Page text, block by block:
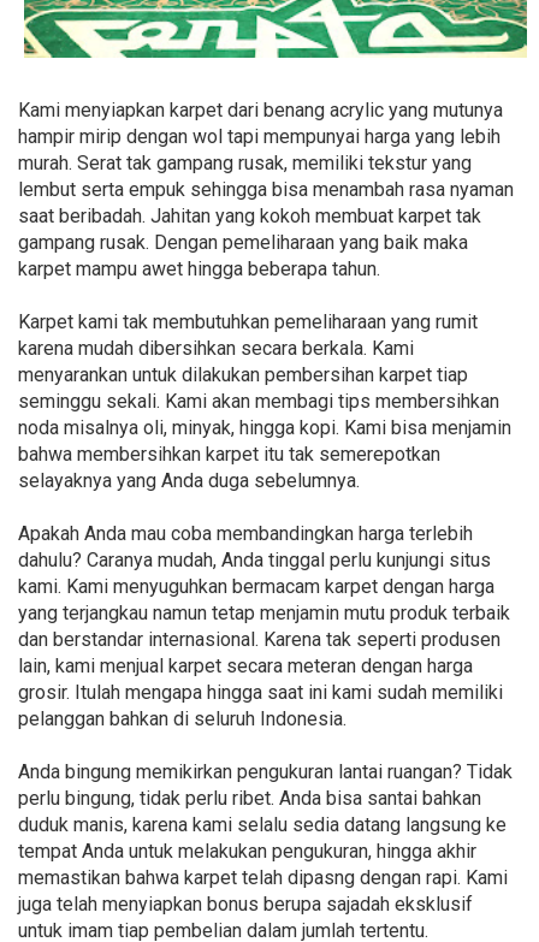
Kami menyiapkan karpet dari benang acrylic yang mutunya
hampir mirip dengan wol tapi mempunyai harga yang lebih
murah. Serat tak gampang rusak, memiliki tekstur yang
lembut serta empuk sehingga bisa menambah rasa nyaman
saat beribadah. Jahitan yang kokoh membuat karpet tak
gampang rusak. Dengan pemeliharaan yang baik maka
karpet mampu awet hingga beberapa tahun.
Karpet kami tak membutuhkan pemeliharaan yang rumit
karena mudah dibersihkan secara berkala. Kami
menyarankan untuk dilakukan pembersihan karpet tiap
seminggu sekali. Kami akan membagi tips membersihkan
noda misalnya oli, minyak, hingga kopi. Kami bisa menjamin
bahwa membersihkan karpet itu tak semerepotkan
selayaknya yang Anda duga sebelumnya.
Apakah Anda mau coba membandingkan harga terlebih
dahulu? Caranya mudah, Anda tinggal perlu kunjungi situs
kami. Kami menyuguhkan bermacam karpet dengan harga
yang terjangkau namun tetap menjamin mutu produk terbaik
dan berstandar internasional. Karena tak seperti produsen
lain, kami menjual karpet secara meteran dengan harga
grosir. Itulah mengapa hingga saat ini kami sudah memiliki
pelanggan bahkan di seluruh Indonesia.
Anda bingung memikirkan pengukuran lantai ruangan? Tidak
perlu bingung, tidak perlu ribet. Anda bisa santai bahkan
duduk manis, karena kami selalu sedia datang langsung ke
tempat Anda untuk melakukan pengukuran, hingga akhir
memastikan bahwa karpet telah dipasng dengan rapi. Kami
juga telah menyiapkan bonus berupa sajadah eksklusif
untuk imam tiap pembelian dalam jumlah tertentu.